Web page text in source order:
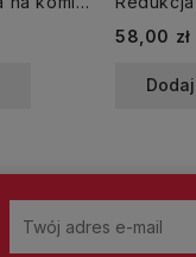
Cena
58,00 zł